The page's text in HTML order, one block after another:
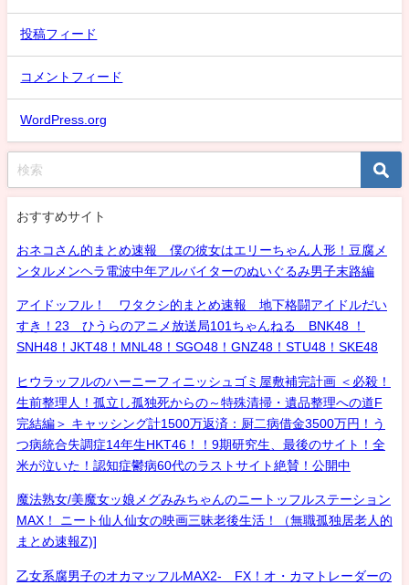
投稿フィード
コメントフィード
WordPress.org
おすすめサイト
おネコさん的まとめ速報 僕の彼女はエリーちゃん人形！豆腐メ
ンタルメンヘラ電波中年アルバイターのぬいぐるみ男子末路編
アイドッフル！ ワタクシ的まとめ速報 地下格闘アイドルだい
すき！23 ひうらのアニメ放送局101ちゃんねる BNK48 ！
SNH48！JKT48！MNL48！SGO48！GNZ48！STU48！SKE48
ヒウラッフルのハーニーフィニッシュゴミ屋敷補完計画 ＜必殺！
生前整理人！孤立し孤独死からの～特殊清掃・遺品整理への道F
完結編＞ キャッシング計1500万返済：厨二病借金3500万円！う
つ病統合失調症14年生HKT46！！9期研究生、最後のサイト！全
米が泣いた！認知症鬱病60代のラストサイト絶賛！公開中
魔法熟女/美魔女ッ娘メグみみちゃんのニートッフルステーション
MAX！ ニート仙人仙女の映画三昧老後生活！（無職孤独居老人的
まとめ速報Z)]
乙女系腐男子のオカマッフルMAX2- FX！オ・カマトレーダーの